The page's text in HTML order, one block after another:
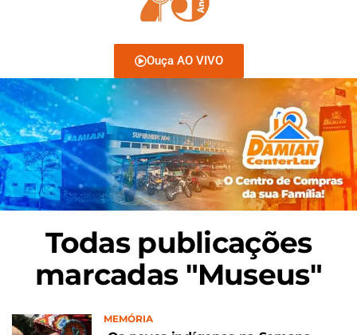
Ouça AO VIVO
Todas publicações
marcadas "Museus"
MEMÓRIA